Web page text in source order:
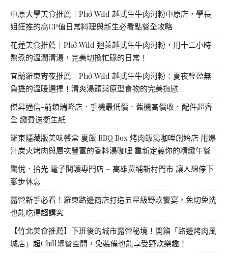
中原大學美食推薦｜Phở Wild 越式生牛肉河粉中原店，學長
姐狂推的高CP值日常料理與新生必看點餐全攻略
花蓮美食推薦｜Phở Wild 迴萊越式生牛肉河粉，用十二小時
熬煮的溫潤清湯，完美切換忙碌的日常！
宜蘭羅東宵夜推薦｜Phở Wild 越式生牛肉河粉：夏夜輕盈無
負擔的溫暖選擇！清爽湯頭與原型食物的完美撫慰
傑昇通信-前鎮瑞隆店．手機最低價．舊機高價收．配件超齊
全 繳費送衛生紙
羅東隱藏版美味餐盒 夏飯 BBQ Box 烤肉飯湯咖哩創始店 用爆
汁炭火烤肉與層次豐富的香料湯咖哩 重新定義你的精緻午餐
閱悅．拾光 電子閱讀專門店 – 高雄黃埔新村門市 讓人想停下
腳步休息
露營新手必看！羅東路邊商店打造五星級野炊饗宴，免切免洗
也能吃得超講究
【竹北美食推薦】下班後的城市露營秘境！開箱「路邊烤肉風
城店」超Chill聚餐空間，免裝備也能享受野炊樂趣！